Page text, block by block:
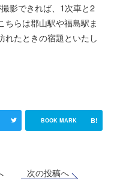
影できれば、1次車と2
ちらは郡山駅や福島駅ま
れたときの宿題といたし
BOOK MARK B!
次の投稿へ